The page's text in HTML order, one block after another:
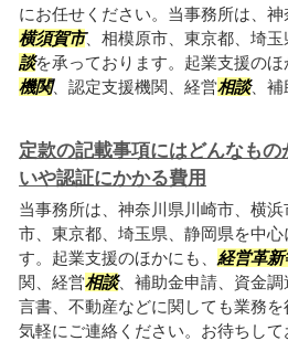
にお任せください。当事務所は、神
横須賀市、相模原市、東京都、埼
談を承っております。起業支援のほ
機関、認定支援機関、経営相談、補
定款の記載事項にはどんなも
いや認証にかかる費用
当事務所は、神奈川県川崎市、横浜
市、東京都、埼玉県、静岡県を中心
す。起業支援のほかにも、 経営革新
関、経営相談、補助金申請、資金
言書、不動産などに関しても業務
気軽にご連絡ください。お待ちして